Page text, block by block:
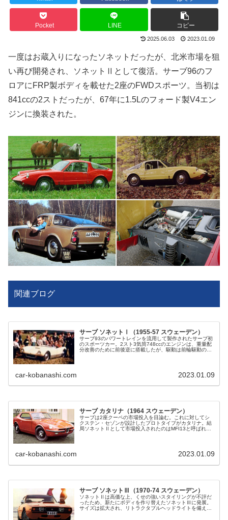
Pocket LINE コピー
2025.06.03 2023.01.09
一度はお蔵入りになったソネットだったが、北米市場を狙
い再び開発され、ソネットⅡとして復活。サーブ96のフ
ロアにFRP製ボディを載せた2座のFWDスポーツ。当初は
841ccの2ストだったが、67年に1.5Lのフォード製V4エン
ジンに換装された。
関連ブログ
サーブ ソネットⅠ（1955-57 スウェーデン）
サーブ93のパワートレインを流用して製作されたサーブ初
のスポーツカー。2スト3気筒748ccのエンジンは、重量配
分改善のために前後逆に搭載したが、駆動は前輪駆動のま
car-kobanashi.com 2023.01.09
サーブ カタリナ（1964 スウェーデン）
サーブは2座クーペの市場投入を目論む。これに対してシ
クステン・セゾンが設計したプロトタイプがカタリナ。結
局ソネットⅡとして市場投入されたのはMFI13と呼ばれる
car-kobanashi.com 2023.01.09
サーブ ソネットⅢ（1970-74 スウェーデン）
ソネットⅡは高価な上、くせの強いスタイリングが不評だ
ったため、新たにボディを作り替えたソネットⅢに発展。
サイズは拡大され、リトラクタブルヘッドライトを備え